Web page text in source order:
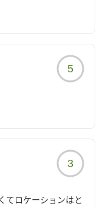
、ホテル全体の雰囲
5
3
てロケーションはと